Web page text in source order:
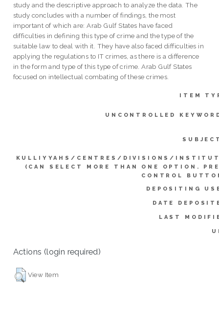
study and the descriptive approach to analyze the data. The
study concludes with a number of findings, the most
important of which are: Arab Gulf States have faced
difficulties in defining this type of crime and the type of the
suitable law to deal with it. They have also faced difficulties in
applying the regulations to IT crimes, as there is a difference
in the form and type of this type of crime. Arab Gulf States
focused on intellectual combating of these crimes.
ITEM
UNCONTROLLED
KULLIYYAHS/CENTRES/DIVISIONS/
(CAN SELECT MORE THAN ONE OPTION.
CONTROL
DEPOSITING
DATE
LAST
Actions (login required)
View Item